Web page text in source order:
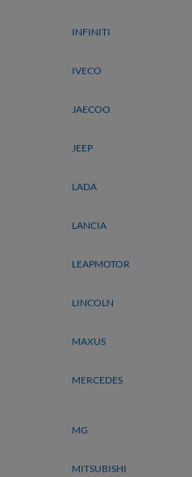
INFINITI
IVECO
JAECOO
JEEP
LADA
LANCIA
LEAPMOTOR
LINCOLN
MAXUS
MERCEDES
MG
MITSUBISHI